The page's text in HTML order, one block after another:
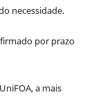
necessidade.
por prazo
a mais